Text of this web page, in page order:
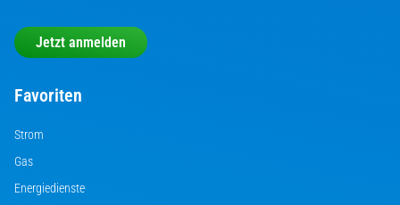
Jetzt anmelden
Favoriten
Strom
Gas
Energiedienste